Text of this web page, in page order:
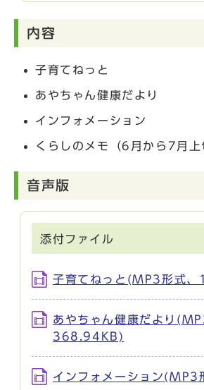
内容
子育てねっと
あやちゃん健康だより
インフォメーション
くらしのメモ（6月から7月上
音声版
添付ファイル
子育てねっと(MP3形式
あやちゃん健康だより
368.94KB)
インフォメーション